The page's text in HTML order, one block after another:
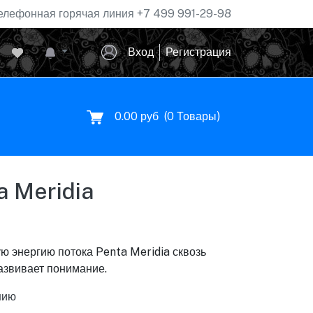
горячая линия +7 499 991-29-98
Вход Регистрация
0.00 руб (0 Товары)
Meridia
энергию потока Penta Meridia сквозь
понимание.